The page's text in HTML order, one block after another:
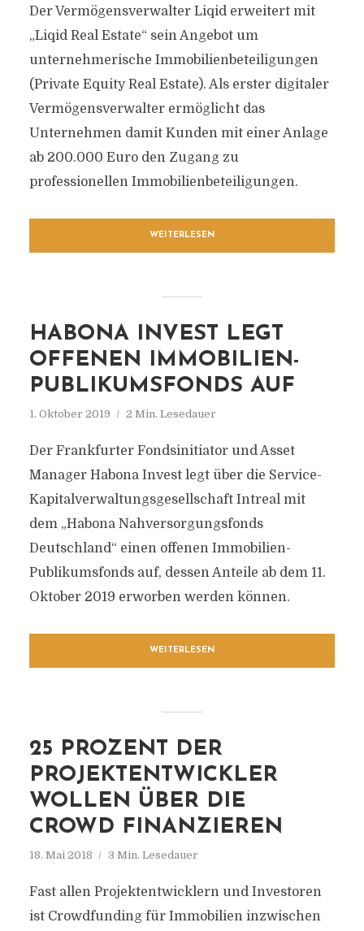
Der Vermögensverwalter Liqid erweitert mit
„Liqid Real Estate“ sein Angebot um
unternehmerische Immobilienbeteiligungen
(Private Equity Real Estate). Als erster digitaler
Vermögensverwalter ermöglicht das
Unternehmen damit Kunden mit einer Anlage
ab 200.000 Euro den Zugang zu
professionellen Immobilienbeteiligungen.
WEITERLESEN
HABONA INVEST LEGT
OFFENEN IMMOBILIEN-
PUBLIKUMSFONDS AUF
1. Oktober 2019 2 Min. Lesedauer
Der Frankfurter Fondsinitiator und Asset
Manager Habona Invest legt über die Service-
Kapitalverwaltungsgesellschaft Intreal mit
dem „Habona Nahversorgungsfonds
Deutschland“ einen offenen Immobilien-
Publikumsfonds auf, dessen Anteile ab dem 11.
Oktober 2019 erworben werden können.
WEITERLESEN
25 PROZENT DER
PROJEKTENTWICKLER
WOLLEN ÜBER DIE
CROWD FINANZIEREN
18. Mai 2018 3 Min. Lesedauer
Fast allen Projektentwicklern und Investoren
ist Crowdfunding für Immobilien inzwischen